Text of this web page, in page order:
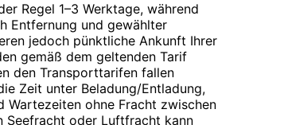
Regel 1–3 Werktage, während
Entfernung und gewählter
jedoch pünktliche Ankunft Ihrer
gemäß dem geltenden Tarif
den Transporttarifen fallen
Zeit unter Beladung/Entladung,
ohne Fracht zwischen
Seefracht oder Luftfracht kann